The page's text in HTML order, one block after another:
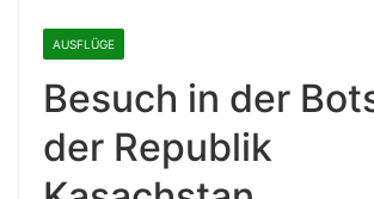
AUSFLÜGE
Besuch in der
der Republik